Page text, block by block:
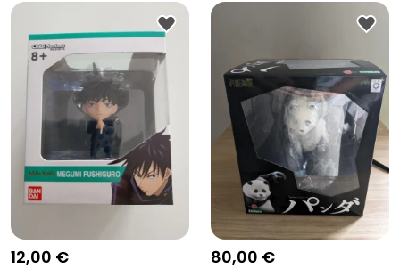
12,00 € 80,00 €